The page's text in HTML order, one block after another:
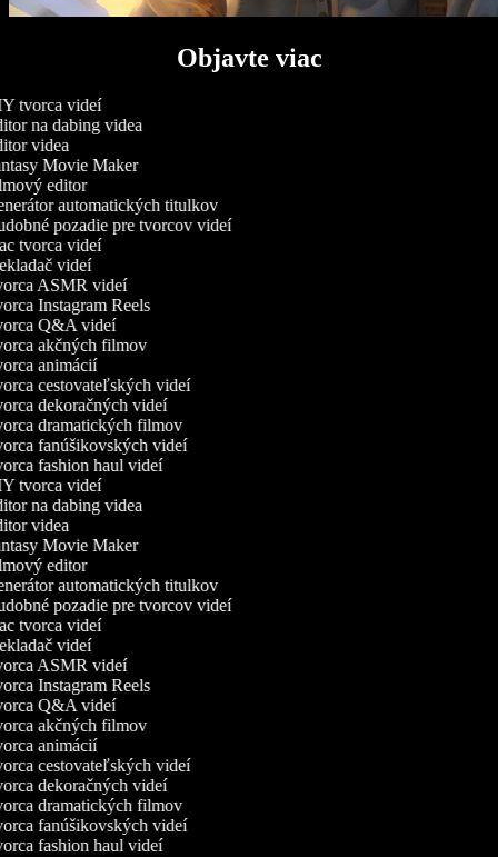
Objavte viac
tvorca videí
na dabing videa
videa
Movie Maker
editor
automatických titulkov
pozadie pre tvorcov videí
tvorca videí
videí
ASMR videí
Instagram Reels
Q&A videí
akčných filmov
animácií
cestovateľských videí
dekoračných videí
dramatických filmov
fanúšikovských videí
fashion haul videí
tvorca videí
na dabing videa
videa
Movie Maker
editor
automatických titulkov
pozadie pre tvorcov videí
tvorca videí
videí
ASMR videí
Instagram Reels
Q&A videí
akčných filmov
animácií
cestovateľských videí
dekoračných videí
dramatických filmov
fanúšikovských videí
fashion haul videí